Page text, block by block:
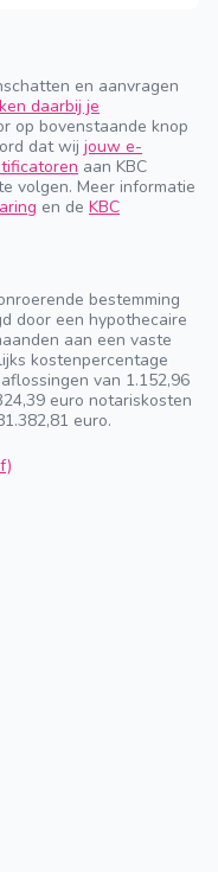
en aanvragen
daarbij je
op bovenstaande knop
dat wij jouw e-
aan KBC
volgen. Meer informatie
en de KBC
bestemming
door een hypothecaire
aan een vaste
kostenpercentage
van 1.152,96
euro notariskosten
euro.